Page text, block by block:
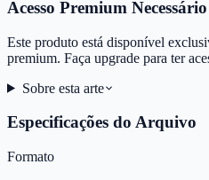
Acesso Premium Necessário
Este produto está disponível
premium. Faça upgrade para ter
Sobre esta arte
Especificações do Arquivo
Formato